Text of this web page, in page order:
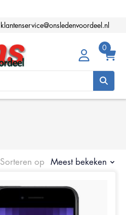
klantenservice@onsledenvoordeel.nl
Sorteren op Meest bekeken